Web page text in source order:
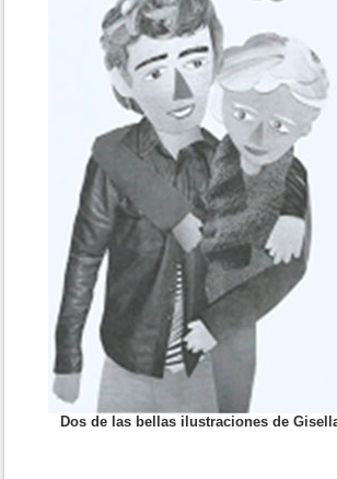
Dos de las bellas ilustraciones de